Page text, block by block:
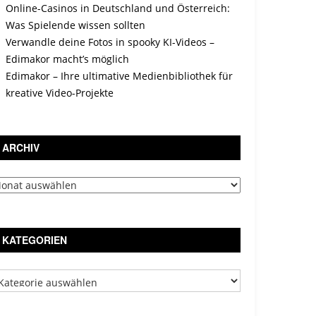
Online-Casinos in Deutschland und Österreich:
Was Spielende wissen sollten
Verwandle deine Fotos in spooky KI-Videos –
Edimakor macht’s möglich
Edimakor – Ihre ultimative Medienbibliothek für
kreative Video-Projekte
ARCHIV
KATEGORIEN